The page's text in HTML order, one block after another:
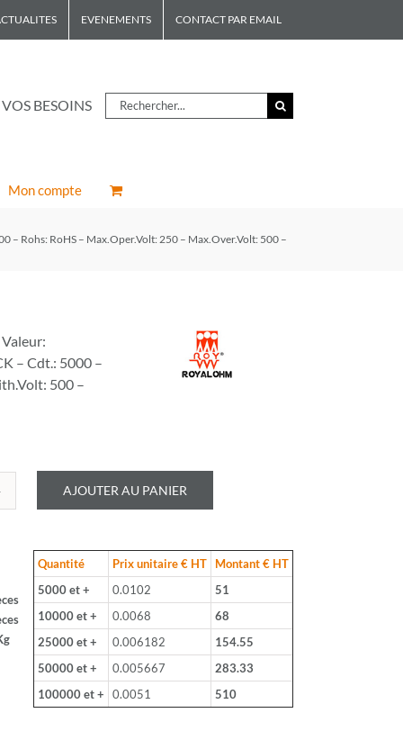
EVENEMENTS CONTACT PAR EMAIL
BESOINS Rechercher
Mon compte
– Rohs: RoHS – Max.Oper.Volt: 250 – Max.Over.Volt: 500 –
– Cdt.: 5000 –
500 –
AJOUTER AU PANIER
Quantité Prix unitaire € HT
Montant € HT
5000 et +
0.0102
51
10000 et +
0.0068
68
25000 et +
0.006182
154.55
50000 et +
0.005667
283.33
100000 et +
0.0051 510